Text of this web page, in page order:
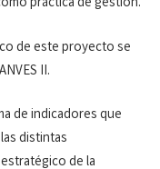
de este proyecto se
II.
de indicadores que
distintas
de la